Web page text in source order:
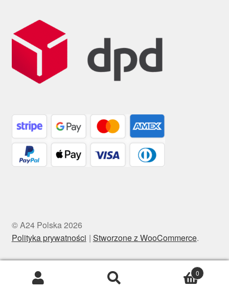
© A24 Polska 2026
Polityka prywatności
Stworzone z WooCommerce.
0